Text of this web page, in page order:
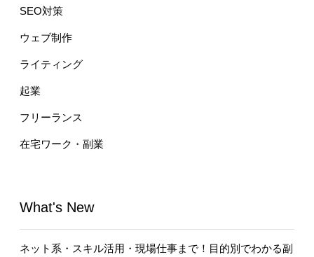
SEO対策
ウェブ制作
ライティング
起業
フリーランス
在宅ワーク・副業
What's New
ネット系・スキル活用・現場仕事まで！目的別でわかる副